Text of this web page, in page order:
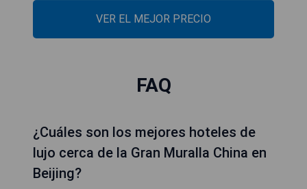
VER EL MEJOR PRECIO
FAQ
¿Cuáles son los mejores hoteles de
lujo cerca de la Gran Muralla China en
Beijing?